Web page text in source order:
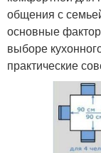
общения с
основные
выборе
практические